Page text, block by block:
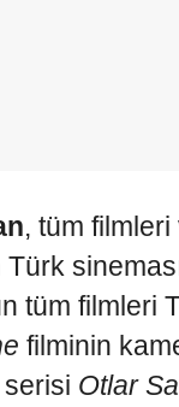
, tüm
tüm filmleri
filminin
Otlar